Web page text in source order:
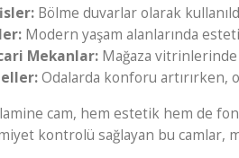
Bölme duvarlar olarak
Modern yaşam alanlarında
Mekanlar: Mağaza
Odalarda konforu artırırken,
cam, hem estetik hem de
kontrolü sağlayan bu camlar,